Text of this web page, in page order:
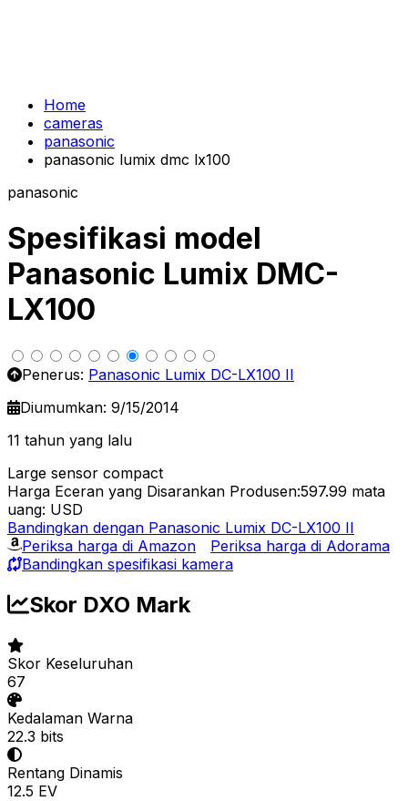
Home
cameras
panasonic
panasonic lumix dmc lx100
panasonic
Spesifikasi model
Panasonic Lumix DMC-
LX100
Penerus: Panasonic Lumix DC-LX100 II
Diumumkan: 9/15/2014
11 tahun yang lalu
Large sensor compact
Harga Eceran yang Disarankan Produsen:597.99 mata
uang: USD
Bandingkan dengan Panasonic Lumix DC-LX100 II
Periksa harga di Amazon
Periksa harga di Adorama
Bandingkan spesifikasi kamera
Skor DXO Mark
Skor Keseluruhan
67
Kedalaman Warna
22.3 bits
Rentang Dinamis
12.5 EV